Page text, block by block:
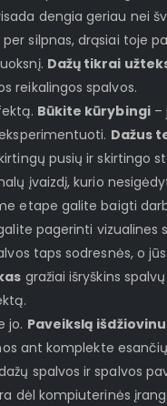
dengia geriau nei
silpnas, drąsiai toje
Dažų tikrai
reikalingos spalvos.
Būkite kūrybingi–
Dažus
pusių ir skirtingo
įvaizdį, kurio
etape galite baigti
pagerinti vizualines
taps sodresnės, o
gražiai išryškins
jo. Paveikslą
ant komplekte
spalvos ir spalvos
dėl kompiuterinės